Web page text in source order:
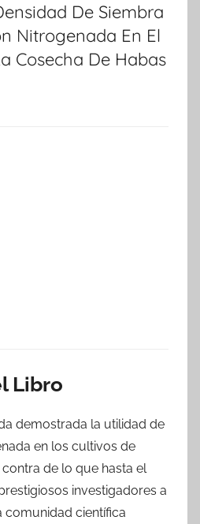
De Siembra
Nitrogenada En El
Cosecha De Habas
Libro
demostrada la utilidad de
en los cultivos de
de lo que hasta el
investigadores a
comunidad científica